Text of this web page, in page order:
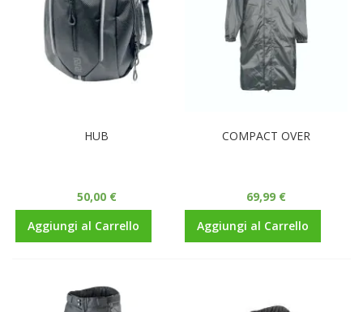
HUB
50,00 €
Aggiungi al Carrello
COMPACT OVER
69,99 €
Aggiungi al Carrello